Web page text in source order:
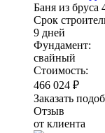
Баня из бруса
Срок
9 дней
Фундамент:
свайный
Стоимость:
466 024 ₽
Заказать
Отзыв
от клиента